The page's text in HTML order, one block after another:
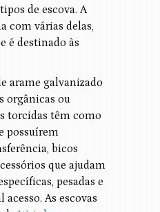
de escova. A
com várias delas,
é destinado às
arame galvanizado
orgânicas ou
torcidas têm como
possuírem
bicos
que ajudam
pesadas e
As escovas